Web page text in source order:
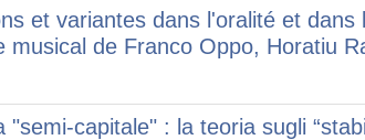
et variantes dans l'oralité et
musical de Franco Oppo, Horatiu
"semi-capitale" : la teoria sugli